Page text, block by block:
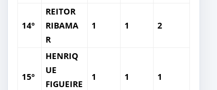
14º
REITOR
RIBAMA
R
1 1 2
15º
HENRIQ
UE
FIGUEIRE
1 1 1